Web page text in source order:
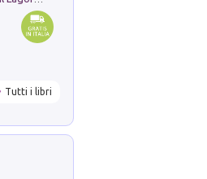
Tutti i libri